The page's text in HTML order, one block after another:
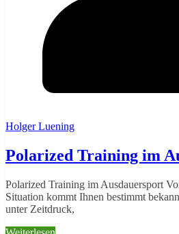
Holger Luening
Polarized Training im
Polarized Training im Ausdauersport
Situation kommt Ihnen bestimmt
unter Zeitdruck,